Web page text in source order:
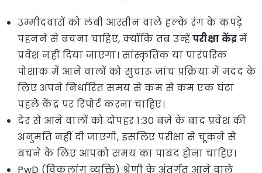
उम्मीदवारों को लंबी आस्तीन वाले हल्के रंग के कपड़े
पहनने से बचना चाहिए, क्योंकि तब उन्हेंपरीक्षा केंद्रमें
प्रवेश नहीं दिया जाएगा। सांस्कृतिक या पारंपरिक
पोशाक में आने वालों को सुचारू जांच प्रक्रिया में मदद के
लिए अपने निर्धारित समय से कम से कम एक घंटा
पहले केंद्र पर रिपोर्ट करना चाहिए।
देर से आने वालों को दोपहर 1:30 बजे के बाद प्रवेश की
अनुमति नहीं दी जाएगी, इसलिए परीक्षा से चूकने से
बचने के लिए आपको समय का पाबंद होना चाहिए।
PwD (विकलांग व्यक्ति) श्रेणी के अंतर्गत आने वाले